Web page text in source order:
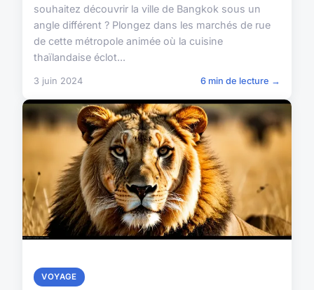
souhaitez découvrir la ville de Bangkok sous un
angle différent ? Plongez dans les marchés de rue
de cette métropole animée où la cuisine
thaïlandaise éclot...
3 juin 2024 6 min de lecture →
VOYAGE